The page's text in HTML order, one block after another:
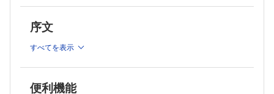
13〉
14〉
メディカルオフサルモロジー 眼薬物治療のすべて〈専門医のた
めの眼科診療クオリファイ15〉
◆眼底OCTのすべて〈専門医のための眼科診療クオリファイ
序文
すべてを表示
便利機能